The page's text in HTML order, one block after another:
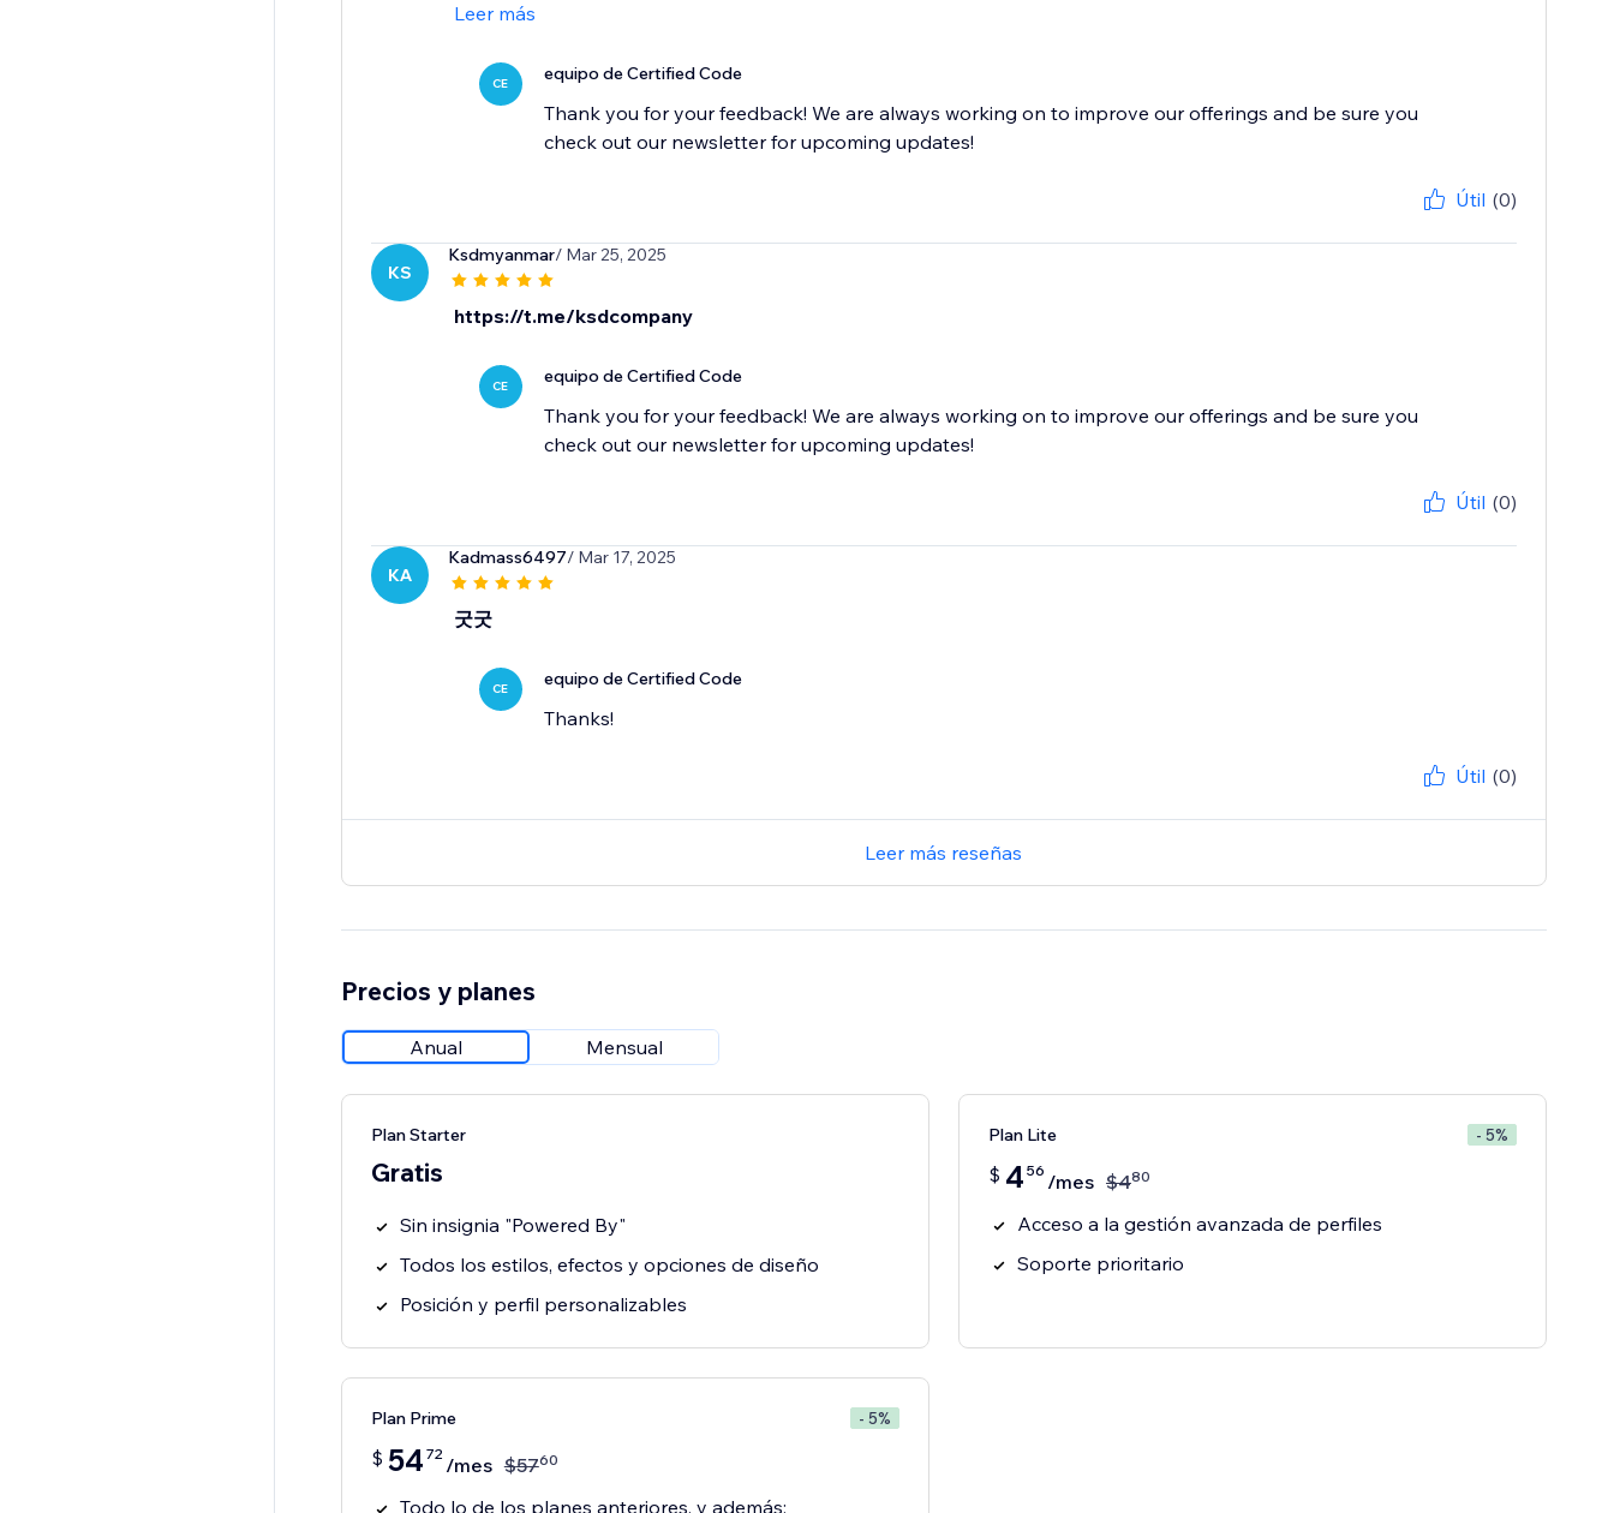
Leer más
CE equipo de Certified Code
Thank you for your feedback! We are always working on to improve our offerings and be sure you
check out our newsletter for upcoming updates!
Útil (0)
KS
Ksdmyanmar/ Mar 25, 2025
https://t.me/ksdcompany
CE equipo de Certified Code
Thank you for your feedback! We are always working on to improve our offerings and be sure you
check out our newsletter for upcoming updates!
Útil (0)
KA
Kadmass6497/ Mar 17, 2025
굿굿
CE equipo de Certified Code
Thanks!
Útil (0)
Leer más reseñas
Precios y planes
Anual Mensual
Plan Starter
Gratis
Sin insignia "Powered By"
Todos los estilos, efectos y opciones de diseño
Posición y perfil personalizables
Plan Lite - 5%
$ 4 56 /mes $480
Acceso a la gestión avanzada de perfiles
Soporte prioritario
Plan Prime - 5%
$ 54 72 /mes $5760
Todo lo de los planes anteriores, y además: